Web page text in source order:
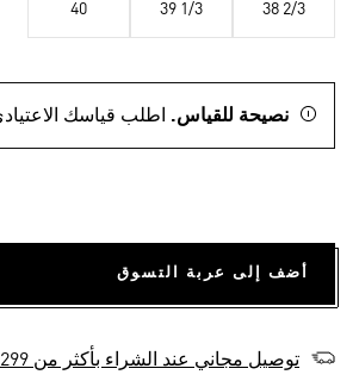
38 2/3
39 1/3
40
نصيحة للقياس. اطلب قياسك
أضف إلى عربة التسوق
توصيل مجاني عند الشراء بأكثر من 299 ر.س